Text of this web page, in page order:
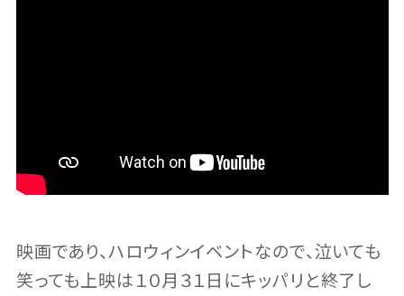
映画であり、ハロウィンイベントなので、泣いても
笑っても上映は１０月３１日にキッパリと終了し